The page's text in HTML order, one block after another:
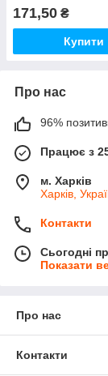
171,50 ₴
Купити
Про нас
96%
Працює з
м. Харків
Харків,
Контакти
Сьогодні
Показати
Про нас
Контакти